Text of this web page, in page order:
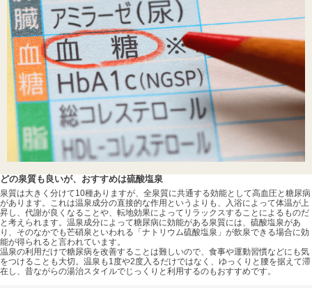
どの泉質も良いが、おすすめは硫酸塩泉
泉質は大きく分けて10種ありますが、全泉質に共通する効能として高血圧と糖尿病
があります。これは温泉成分の直接的な作用というよりも、入浴によって体温が上
昇し、代謝が良くなることや、転地効果によってリラックスすることによるものだ
と考えられます。温泉成分によって糖尿病に効能がある泉質には、硫酸塩泉があ
り、そのなかでも芒硝泉といわれる「ナトリウム硫酸塩泉」が飲泉できる場合に効
能が得られると言われています。
温泉の利用だけで糖尿病を改善することは難しいので、食事や運動習慣などにも気
をつけることも大切。温泉も1度や2度入るだけではなく、ゆっくりと腰を据えて滞
在し、昔ながらの湯治スタイルでじっくりと利用するのもおすすめです。